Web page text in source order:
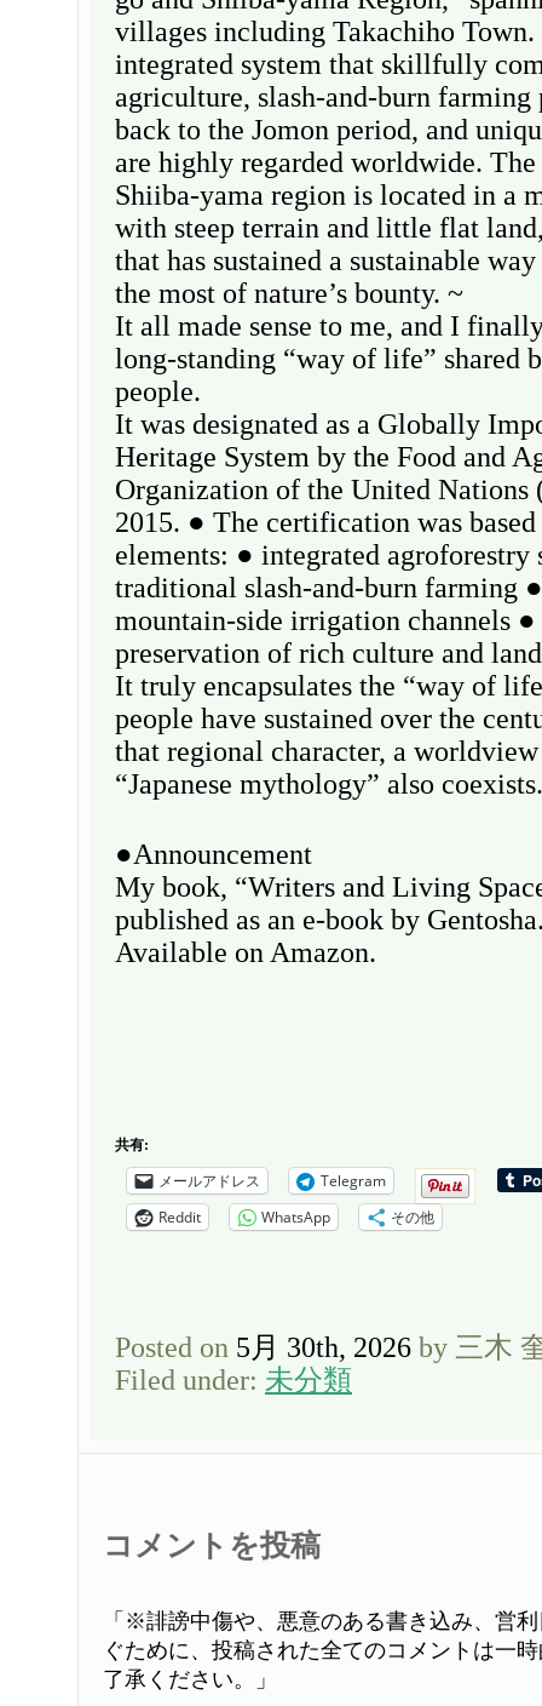
villages including Takachiho
integrated system that skillfully
agriculture, slash-and-burn farming
back to the Jomon period, and
are highly regarded worldwide.
Shiiba-yama region is located in a
with steep terrain and little flat
that has sustained a sustainable
the most of nature’s bounty. ~
It all made sense to me, and I
long-standing “way of life” shared
people.
It was designated as a Globally
Heritage System by the Food and
Organization of the United Nations
2015. ● The certification was
elements: ● integrated agroforestry
traditional slash-and-burn farming
mountain-side irrigation channels ●
preservation of rich culture and
It truly encapsulates the “way of
people have sustained over the
that regional character, a
“Japanese mythology” also
●Announcement
My book, “Writers and Living
published as an e-book by
Available on Amazon.
共有:
メールアドレス
Telegram
Reddit
WhatsApp その他
Posted on 5月 30th, 2026 by 三木
Filed under: 未分類
コメントを投稿
「※誹謗中傷や、悪意のある書き込み、営
ぐために、投稿された全てのコメントは一
了承ください。」